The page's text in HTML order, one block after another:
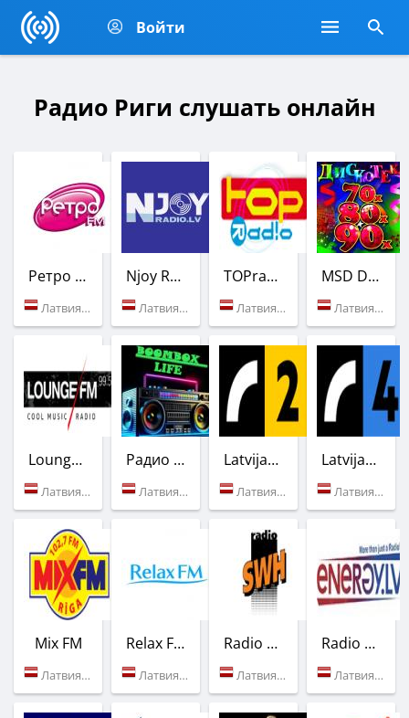
Войти
Радио Риги слушать онлайн
Ретро FM
Латвия (Рига)
Njoy Radio
Латвия (Рига)
TOPradio
Латвия (Рига)
MSD Dance Radio
Латвия (Рига)
Lounge FM
Латвия (99.5 FM)
Радио BOOMBOX LIFE
Латвия (Рига)
Latvijas Radio - LR2
Латвия (91.5 FM)
Latvijas Radio - LR4
Латвия (107.7 FM)
Mix FM
Латвия (102.7 FM)
Relax FM
Латвия (94.9 FM)
Radio SWH
Латвия (107.9 FM)
Radio Energy
Латвия (Рига)